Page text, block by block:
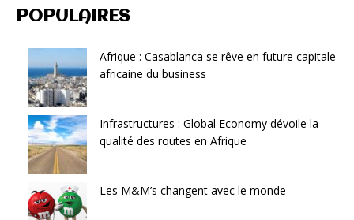
POPULAIRES
Afrique : Casablanca se rêve en future capitale
africaine du business
Infrastructures : Global Economy dévoile la
qualité des routes en Afrique
Les M&M’s changent avec le monde